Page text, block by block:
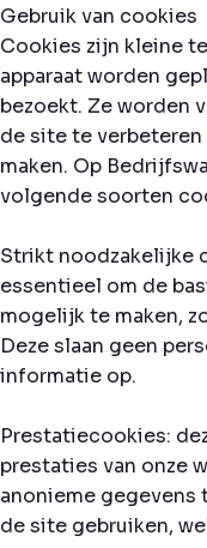
Gebruik van cookies
Cookies zijn kleine
apparaat worden
bezoekt. Ze worden
de site te
maken. Op
volgende soorten
Strikt noodzakelijke
essentieel om de
mogelijk te maken,
Deze slaan geen
informatie op.
Prestatiecookies:
prestaties van onze
anonieme gegevens
de site gebruiken,